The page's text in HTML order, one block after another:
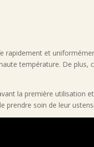
rapidement et
température. De plus,
la première utilisation
prendre soin de leur